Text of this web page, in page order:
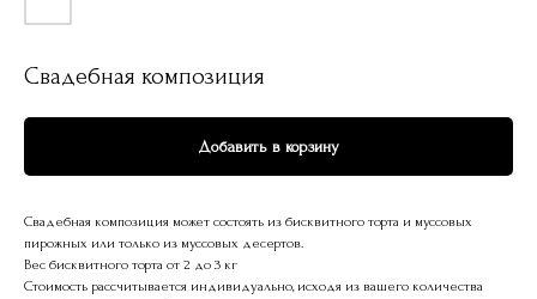
Свадебная композиция
Добавить в корзину
Свадебная композиция может состоять из бисквитного торта и муссовых
пирожных или только из муссовых десертов.
Вес бисквитного торта от 2 до 3 кг
Стоимость рассчитывается индивидуально, исходя из вашего количества